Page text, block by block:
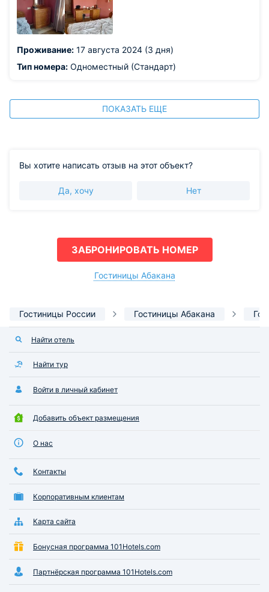
Проживание: 17 августа 2024 (3 дня)
Тип номера: Одноместный (Стандарт)
ПОКАЗАТЬ ЕЩЕ
Вы хотите написать отзыв на этот объект?
Да, хочу Нет
ЗАБРОНИРОВАТЬ НОМЕР
Гостиницы Абакана
Гостиницы России Гостиницы Абакана
Найти отель
Найти тур
Войти в личный кабинет
Добавить объект размещения
О нас
Контакты
Корпоративным клиентам
Карта сайта
Бонусная программа 101Hotels.com
Партнёрская программа 101Hotels.com